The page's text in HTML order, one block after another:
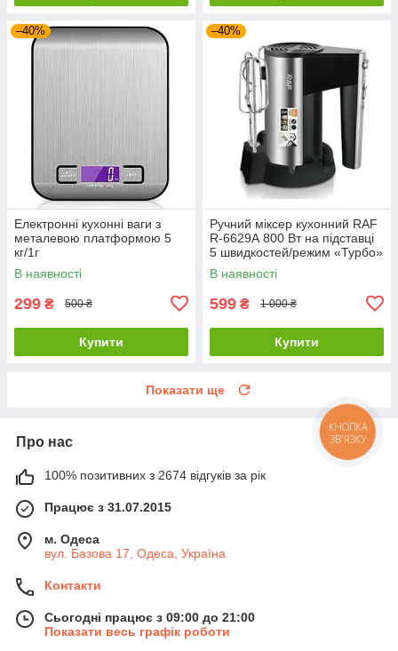
–40%
Електронні кухонні ваги з
металевою платформою 5
кг/1г
В наявності
299 ₴ 500 ₴
Купити
–40%
Ручний міксер кухонний RAF
R-6629А 800 Вт на підставці
5 швидкостей/режим «Турбо»
В наявності
599 ₴ 1 000 ₴
Купити
Показати ще
Про нас
100% позитивних з 2674 відгуків за рік
Працює з 31.07.2015
м. Одеса
вул. Базова 17, Одеса, Україна
Контакти
Сьогодні працює з 09:00 до 21:00
Показати весь графік роботи
КНОПКА
ЗВ'ЯЗКУ